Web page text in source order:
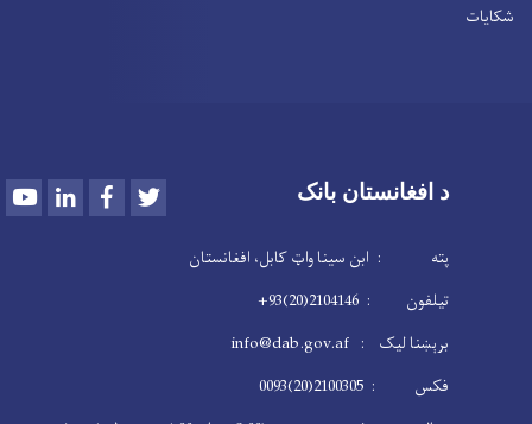
شکایات
د افغانستان بانک YoutubeLinkedInFacebook
پته : ابن سینا واټ کابل، افغانستان
تیلفون : 2104146(20)93+
برېښنا لیک : info@dab.gov.af
فکس : 2100305(20)0093